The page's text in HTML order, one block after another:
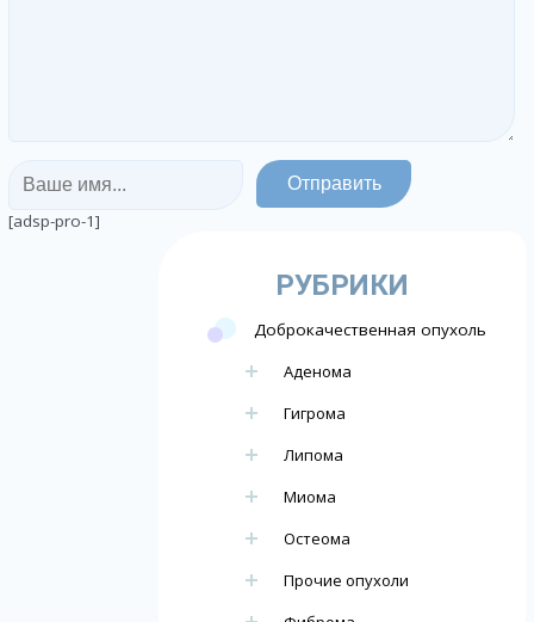
[adsp-pro-1]
РУБРИКИ
Доброкачественная опухоль
Аденома
Гигрома
Липома
Миома
Остеома
Прочие опухоли